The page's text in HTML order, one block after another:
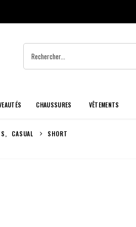
CHAUSSURES VÊTEMENTS
, CASUAL SHORT